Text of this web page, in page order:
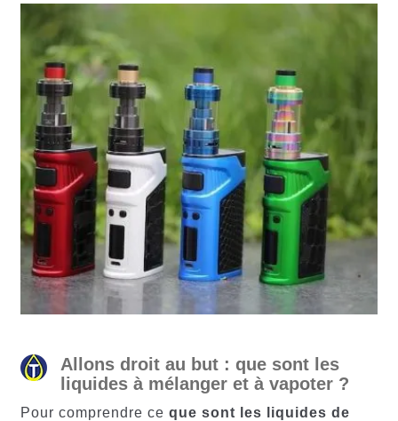
Allons droit au but : que sont les
liquides à mélanger et à vapoter ?
Pour comprendre ce que sont les liquides de